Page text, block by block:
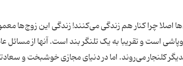
اصلا چرا کنار هم زندگی می‌کنند! زندگی این زوج‌ها
است و تقریبا به یک تلنگر بند است. آنها از مسائل
کلنجار می‌روند. اما در دنیای مجازی خوشبخت و